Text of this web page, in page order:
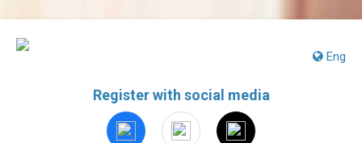
Eng
Register with social media